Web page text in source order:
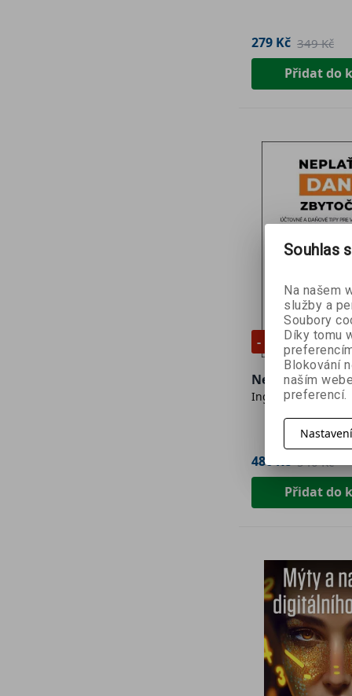
279 Kč 349 Kč
Přidat do
- 10 %
Neplaťte dane
Ing. Jana Jáčová
486 Kč 540 Kč
Přidat do
Souhlas
Na našem
služby a
Soubory
Díky tomu
Blokování
naším
preferencí.
Nastavení